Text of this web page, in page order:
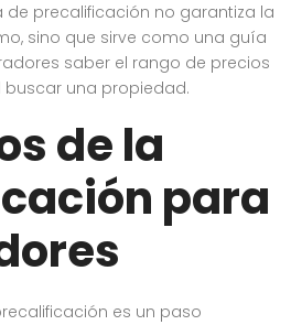
de precalificación no garantiza la
sino que sirve como una guía
saber el rango de precios
una propiedad.
de la
para
es un paso